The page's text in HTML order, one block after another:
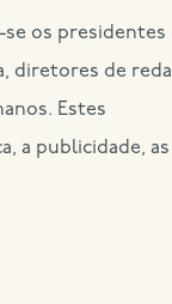
os presidentes
diretores de
Estes
a publicidade, as